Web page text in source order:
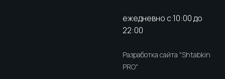
ежедневно с 10:00 до
22:00
Разработка сайта "Shtabkin
PRO"